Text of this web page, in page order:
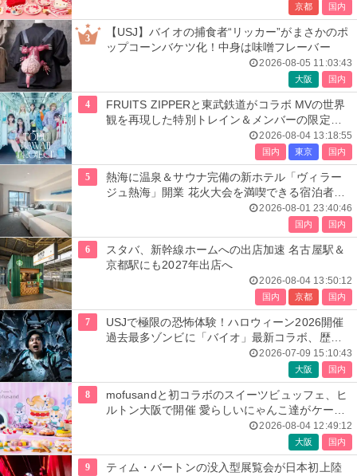
京都 国内
3
【USJ】バイオの捕食者“リッカー”がまさかのポ
ップコーンバケツ化！中身は味噌フレーバー
2026-08-05 11:03:43
大阪 国内
4
FRUITS ZIPPERと東武鉄道がコラボ MVの世界
観を再現した特別トレイン＆メンバーの限定ア
2026-08-04 13:18:55
国内 東京 国内
5
熱海に温泉＆サウナ完備の新ホテル「ヴィラー
ジュ熱海」開業 花火大会を満喫できる宿泊者専
2026-08-01 23:40:46
国内 国内
6
スタバ、新幹線ホームへの出店加速 名古屋駅＆
京都駅にも2027年出店へ
2026-08-04 13:50:12
国内 京都 国内
7
USJで極限の恐怖体験！ハロウィーン2026開催
過去最多ゾンビに「バイオ」最新コラボ、歴代
2026-07-09 15:10:43
大阪 国内
8
mofusandと初コラボのスイーツビュッフェ、ヒ
ルトン大阪で開催 愛らしいにゃんこ達がケーキ
2026-08-04 12:49:12
大阪 国内
9
ティム・バートンの没入型展覧会が日本初上陸